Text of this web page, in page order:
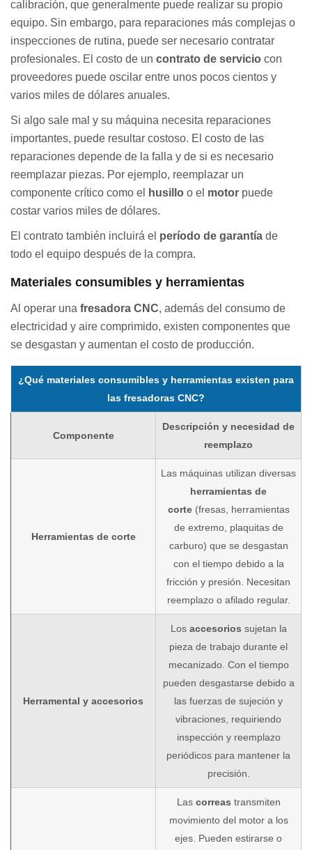
calibración, que generalmente puede realizar su propio
equipo. Sin embargo, para reparaciones más complejas o
inspecciones de rutina, puede ser necesario contratar
profesionales. El costo de un contrato de servicio con
proveedores puede oscilar entre unos pocos cientos y
varios miles de dólares anuales.
Si algo sale mal y su máquina necesita reparaciones
importantes, puede resultar costoso. El costo de las
reparaciones depende de la falla y de si es necesario
reemplazar piezas. Por ejemplo, reemplazar un
componente crítico como el
husillo o el motor puede
costar varios miles de dólares.
El contrato también incluirá el período de garantía de
todo el equipo después de la compra.
Materiales consumibles y herramientas
Al operar una fresadora CNC, además del consumo de
electricidad y aire comprimido, existen componentes que
se desgastan y aumentan el costo de producción.
¿Qué materiales consumibles y herramientas existen para
las fresadoras CNC?
Componente
Descripción y necesidad de
reemplazo
Herramientas de corte
Las máquinas utilizan diversas
herramientas de
corte(fresas, herramientas
de extremo, plaquitas de
carburo) que se desgastan
con el tiempo debido a la
fricción y presión. Necesitan
reemplazo o afilado regular.
Herramental y accesorios
Los accesorios sujetan la
pieza de trabajo durante el
mecanizado. Con el tiempo
pueden desgastarse debido a
las fuerzas de sujeción y
vibraciones, requiriendo
inspección y reemplazo
periódicos para mantener la
precisión.
Las correas transmiten
movimiento del motor a los
ejes. Pueden estirarse o